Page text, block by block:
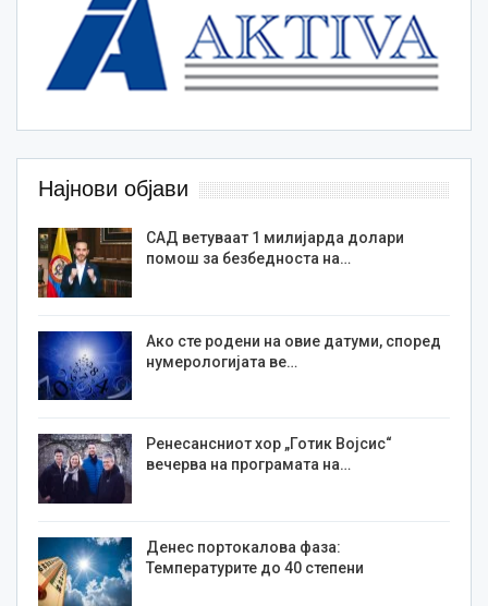
Најнови објави
САД ветуваат 1 милијарда долари
помош за безбедноста на…
Ако сте родени на овие датуми, според
нумерологијата ве…
Ренесансниот хор „Готик Војсис“
вечерва на програмата на…
Денес портокалова фаза:
Температурите до 40 степени